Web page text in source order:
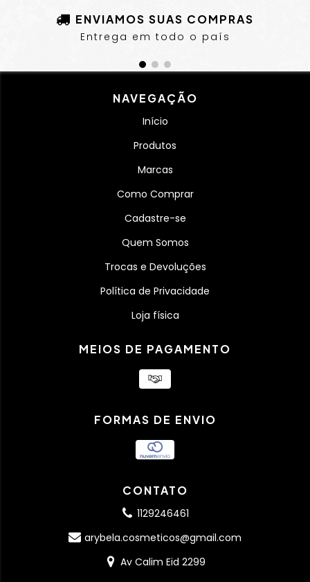
ENVIAMOS SUAS COMPRAS
Entrega em todo o país
NAVEGAÇÃO
Início
Produtos
Marcas
Como Comprar
Cadastre-se
Quem Somos
Trocas e Devoluções
Política de Privacidade
Loja física
MEIOS DE PAGAMENTO
FORMAS DE ENVIO
CONTATO
1129246461
arybela.cosmeticos@gmail.com
Av Calim Eid 2299